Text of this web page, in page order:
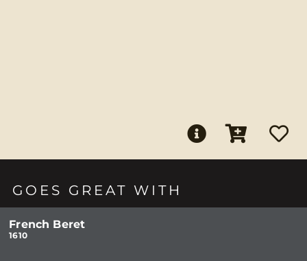
GOES GREAT WITH
French Beret
1610